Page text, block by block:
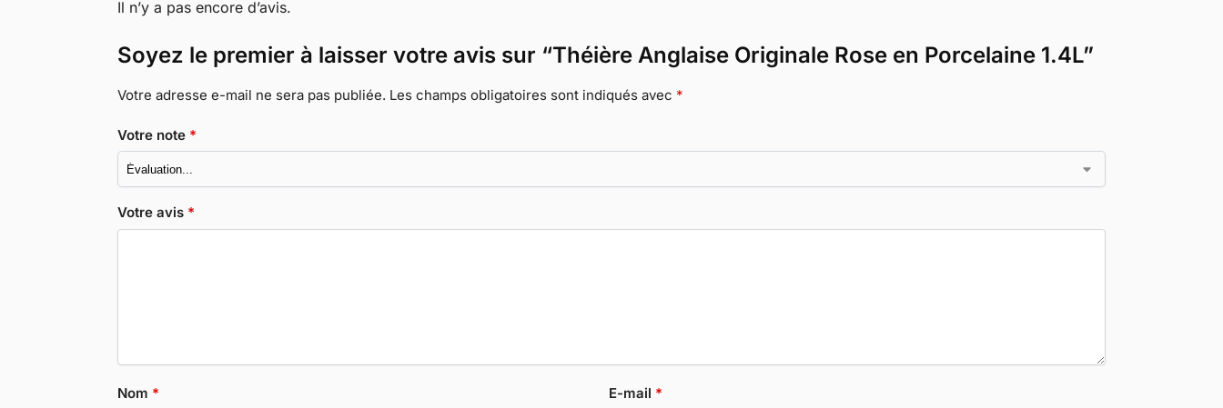
Il n’y a pas encore d’avis.
Soyez le premier à laisser votre avis sur “Théière Anglaise Originale Rose en Porcelaine 1.4L”
Votre adresse e-mail ne sera pas publiée. Les champs obligatoires sont indiqués avec *
Votre note *
Votre avis *
Nom * E-mail *